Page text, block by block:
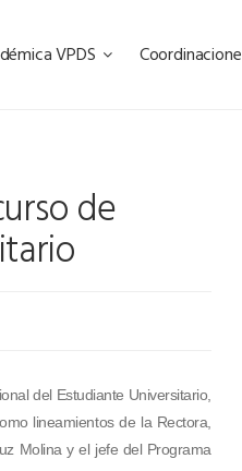
VPDS
de
del Estudiante Universitario,
lineamientos de la Rectora,
Molina y el jefe del Programa